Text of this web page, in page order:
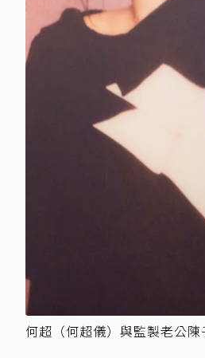
何超（何超儀）與監製老公